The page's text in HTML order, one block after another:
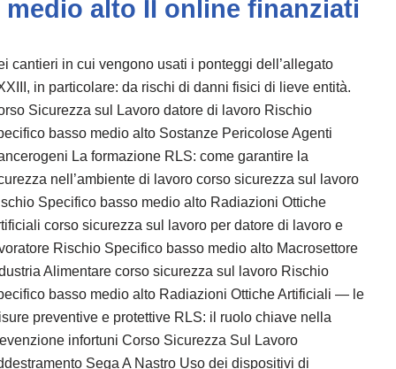
medio alto II online finanziati
cantieri in cui vengono usati i ponteggi dell’allegato
in particolare: da rischi di danni fisici di lieve entità.
Sicurezza sul Lavoro datore di lavoro Rischio
basso medio alto Sostanze Pericolose Agenti
La formazione RLS: come garantire la
nell’ambiente di lavoro corso sicurezza sul lavoro
Specifico basso medio alto Radiazioni Ottiche
corso sicurezza sul lavoro per datore di lavoro e
Rischio Specifico basso medio alto Macrosettore
Alimentare corso sicurezza sul lavoro Rischio
basso medio alto Radiazioni Ottiche Artificiali — le
preventive e protettive RLS: il ruolo chiave nella
infortuni Corso Sicurezza Sul Lavoro
Sega A Nastro Uso dei dispositivi di